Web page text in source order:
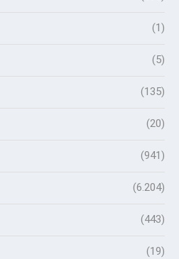
(1)
(5)
(135)
(20)
(941)
(6.204)
(443)
(19)